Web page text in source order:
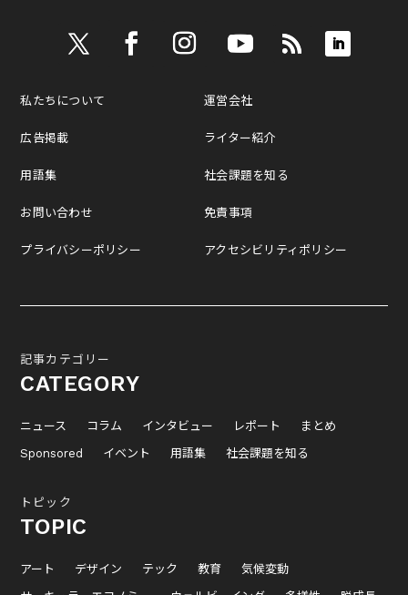
私たちについて
広告掲載
用語集
お問い合わせ
プライバシーポリシー
運営会社
ライター紹介
社会課題を知る
免責事項
アクセシビリティポリシー
記事カテゴリー
CATEGORY
ニュース コラム インタビュー レポート
まとめ
Sponsored
イベント 用語集 社会課題を知る
トピック
TOPIC
アート デザイン テック 教育
気候変動